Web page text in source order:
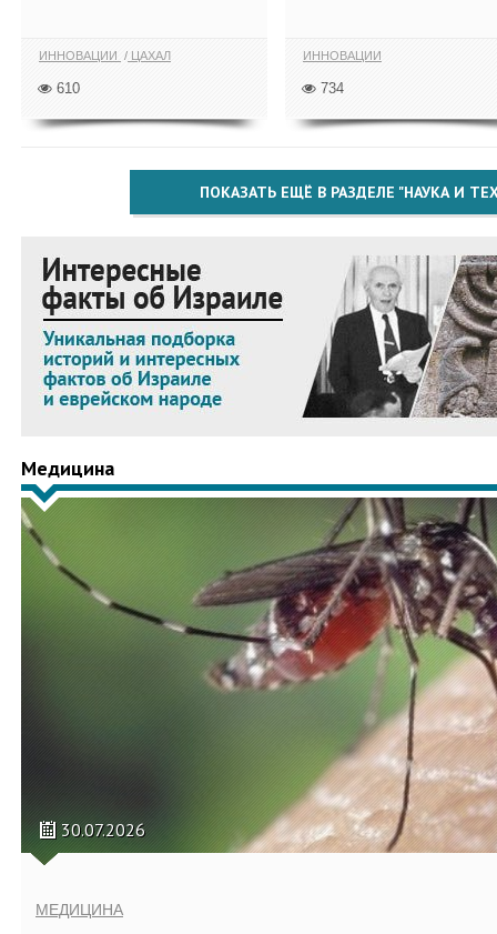
ИННОВАЦИИ ЦАХАЛ
610
ИННОВАЦИИ
734
ПОКАЗАТЬ ЕЩЁ В РАЗДЕЛЕ "НАУКА И
Медицина
30.07.2026
МЕДИЦИНА